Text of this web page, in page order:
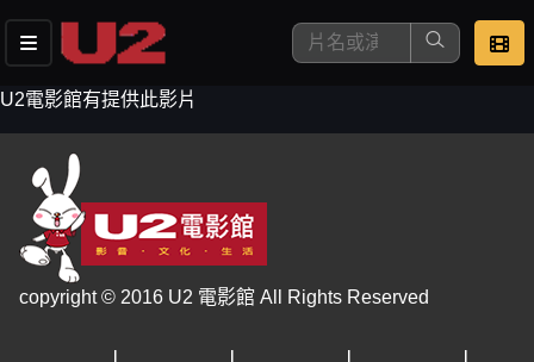
U2電影館有提供此影片
copyright © 2016 U2 電影館 All Rights Reserved